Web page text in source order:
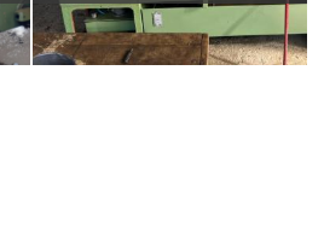
SUIL 40VAC, DISTANZA FRA LE
PUNTE MM 1000, ALTEZZA